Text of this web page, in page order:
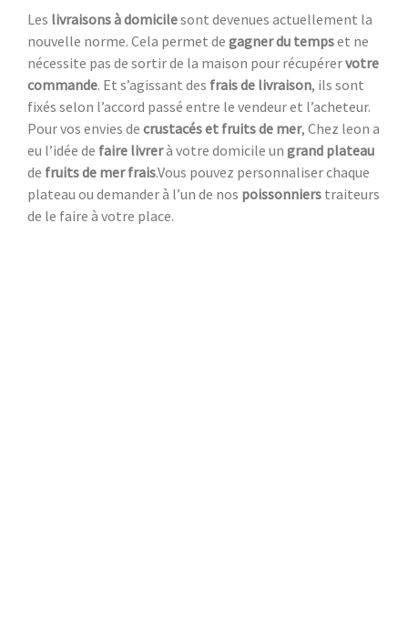
Les livraisons à domicilesont devenues actuellement la
nouvelle norme. Cela permet de gagner du tempset ne
nécessite pas de sortir de la maison pour récupérervotre
commande. Et s’agissant des frais de livraison, ils sont
fixés selon l’accord passé entre le vendeur et l’acheteur.
Pour vos envies de crustacés et fruits de mer, Chez leon a
eu l’idée de faire livrerà votre domicile un grand plateau
de fruits de mer frais.Vous pouvez personnaliser chaque
plateau ou demander à l’un de nos poissonniers traiteurs
de le faire à votre place.